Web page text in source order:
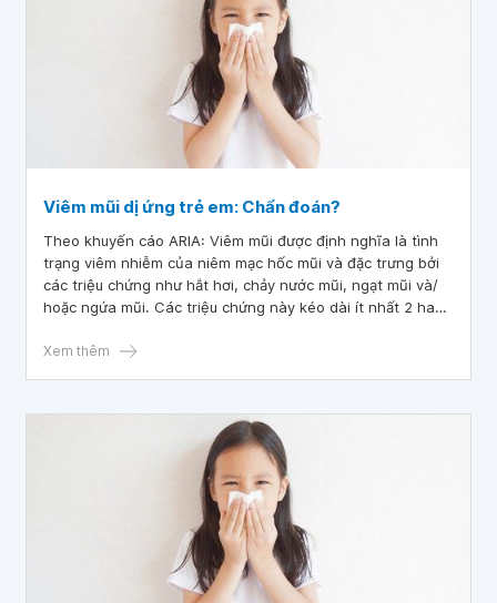
Viêm mũi dị ứng trẻ em: Chẩn đoán?
Theo khuyến cáo ARIA: Viêm mũi được định nghĩa là tình
trạng viêm nhiễm của niêm mạc hốc mũi và đặc trưng bởi
các triệu chứng như hắt hơi, chảy nước mũi, ngạt mũi và/
hoặc ngứa mũi. Các triệu chứng này kéo dài ít nhất 2 hay
các ngày. Viêm mũi dị ứng được xác định khi các triệu
Xem thêm